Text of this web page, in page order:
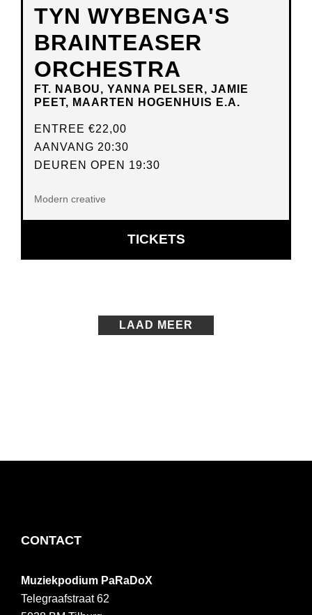
TYN WYBENGA'S
BRAINTEASER
ORCHESTRA
FT. NABOU, YANNA PELSER, JAMIE
PEET, MAARTEN HOGENHUIS E.A.
ENTREE €22,00
AANVANG 20:30
DEUREN OPEN 19:30
Modern creative
TICKETSOPENT
IN
LAAD MEER
FOOTER
CONTACT
Muziekpodium PaRaDoX
Telegraafstraat 62